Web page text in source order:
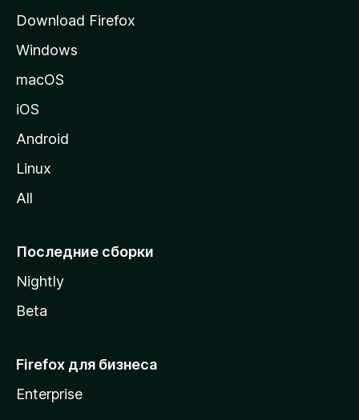
а
н
у
M
i
l
Download Firefox
Windows
macOS
iOS
Android
Linux
All
Последние сборки
Nightly
Beta
Firefox для бизнеса
Enterprise